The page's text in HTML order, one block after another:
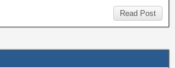
Read Post